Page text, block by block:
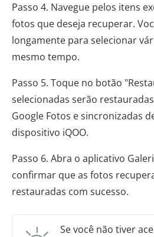
Passo 4. Navegue pelos itens
fotos que deseja recuperar.
longamente para selecionar
mesmo tempo.
Passo 5. Toque no botão
selecionadas serão
Google Fotos e sincronizadas
dispositivo iQOO.
Passo 6. Abra o aplicativo
confirmar que as fotos
restauradas com sucesso.
Se você não tiver